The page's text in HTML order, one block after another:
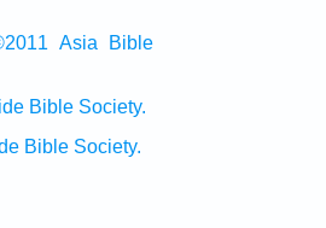
Asia Bible
Bible Society.
Bible Society.